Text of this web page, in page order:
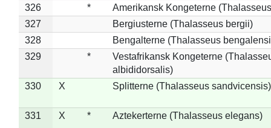
326
*
Amerikansk Kongeterne
327
Bergiusterne (Thalasseus bergii)
328
Bengalterne (Thalasseus
329
*
Vestafrikansk Kongeterne
albididorsalis)
330
X Splitterne (Thalasseus sandvicensis)
331 X * Aztekerterne (Thalasseus elegans)